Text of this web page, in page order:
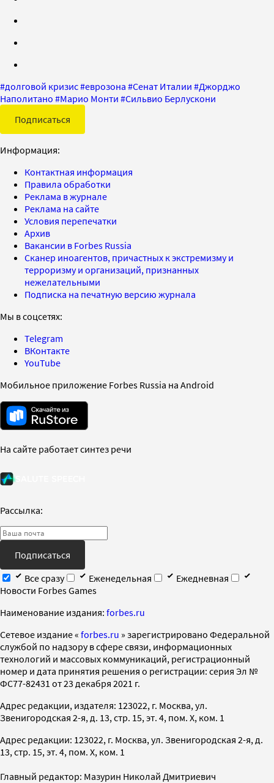
#долговой кризис#еврозона #Сенат Италии #Джорджо
Наполитано #Марио Монти #Сильвио Берлускони
Подписаться
Информация:
Контактная информация
Правила обработки
Реклама в журнале
Реклама на сайте
Условия перепечатки
Архив
Вакансии в Forbes Russia
Сканер иноагентов, причастных к экстремизму и
терроризму и организаций, признанных
нежелательными
Подписка на печатную версию журнала
Мы в соцсетях:
Telegram
ВКонтакте
YouTube
Мобильное приложение Forbes Russia на Android
На сайте работает синтез речи
Рассылка:
Подписаться
Все сразу
Еженедельная
Ежедневная
Новости Forbes Games
Наименование издания: forbes.ru
Cетевое издание « forbes.ru » зарегистрировано Федеральной
службой по надзору в сфере связи, информационных
технологий и массовых коммуникаций, регистрационный
номер и дата принятия решения о регистрации: серия Эл №
ФС77-82431 от 23 декабря 2021 г.
Адрес редакции, издателя: 123022, г. Москва, ул.
Звенигородская 2-я, д. 13, стр. 15, эт. 4, пом. X, ком. 1
Адрес редакции: 123022, г. Москва, ул. Звенигородская 2-я, д.
13, стр. 15, эт. 4, пом. X, ком. 1
Главный редактор: Мазурин Николай Дмитриевич